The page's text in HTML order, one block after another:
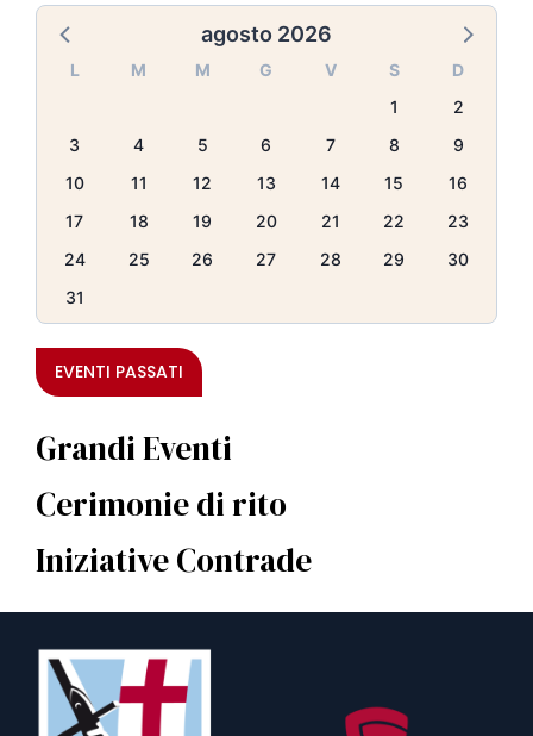
agosto 2026
L M M G V S
D
1
2
3
4 5 6 7 8
9
10
11 12 13 14 15
16
17
18 19 20 21 22
23
24
25 26 27 28 29
30
31
EVENTI PASSATI
Grandi Eventi
Cerimonie di rito
Iniziative Contrade